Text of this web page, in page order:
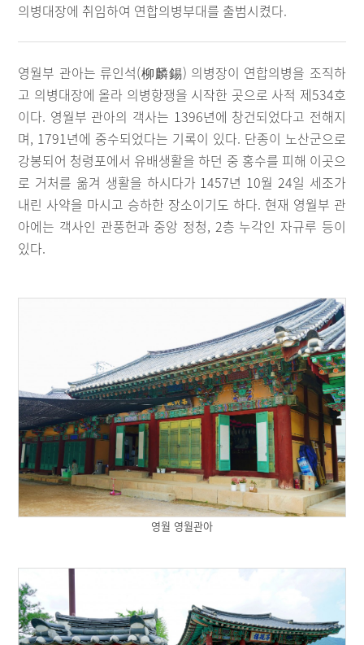
의병대장에 취임하여 연합의병부대를 출범시켰다.
영월부 관아는 류인석(柳麟錫) 의병장이 연합의병을 조직하
고 의병대장에 올라 의병항쟁을 시작한 곳으로 사적 제534호
이다. 영월부 관아의 객사는 1396년에 창건되었다고 전해지
며, 1791년에 중수되었다는 기록이 있다. 단종이 노산군으로
강봉되어 청령포에서 유배생활을 하던 중 홍수를 피해 이곳으
로 거처를 옮겨 생활을 하시다가 1457년 10월 24일 세조가
내린 사약을 마시고 승하한 장소이기도 하다. 현재 영월부 관
아에는 객사인 관풍헌과 중앙 정청, 2층 누각인 자규루 등이
있다.
영월 영월관아